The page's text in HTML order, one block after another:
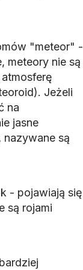
"meteor" -
meteory nie są
Jeżeli
na
jasne
są
- pojawiają się
są rojami